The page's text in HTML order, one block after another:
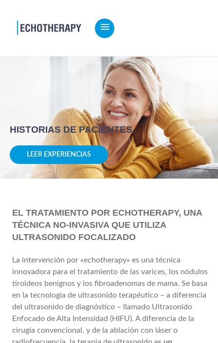
MENÚ
HISTORIAS DE PACIENTES
LEER EXPERIENCIAS
EL TRATAMIENTO POR ECHOTHERAPY, UNA
TÉCNICA NO-INVASIVA QUE UTILIZA
ULTRASONIDO FOCALIZADO
La intervención por «echotherapy» es una técnica
innovadora para el tratamiento de las varices, los nódulos
tiroideos benignos y los fibroadenomas de mama. Se basa
en la tecnología de ultrasonido terapéutico – a diferencia
del ultrasonido de diagnóstico – llamado Ultrasonido
Enfocado de Alta Intensidad (HIFU). A diferencia de la
cirugía convencional, y de la ablación con láser o